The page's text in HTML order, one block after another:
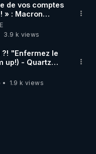
de vos comptes
» : Macron
loi folle !
3.9 k views
?! "Enfermez le
up!) - Quartz
1.9 k views